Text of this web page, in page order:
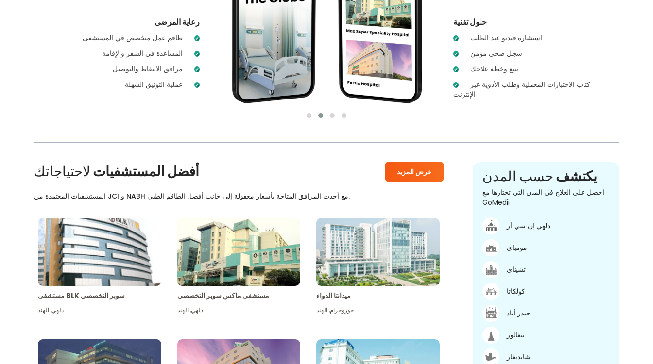
رعاية المرضى حلول تقنية
استشارة فيديو عند الطلب
سجل صحي مؤمن
تتبع وخطة علاجك
الإنترنت
أفضل المستشفيات لاحتياجاتك عرض المزيد
المستشفيات المعتمدة من JCI و NABH مع أحدث المرافق المتاحة بأسعار معقولة إلى جانب أفضل الطاقم الطبي.
مستشفى BLK سوبر التخصصي
دلهي,الهند
مستشفى ماكس سوبر التخصصي
دلهي,الهند
ميدانتا الدواء
جوروجرام,الهند
يكتشفحسب المدن
احصل على العلاج في المدن التي تختارها مع
GoMedii
دلهي إن سي آر
مومباي
تشيناي
كولكاتا
حيدر أباد
بنغالور
شانديغار